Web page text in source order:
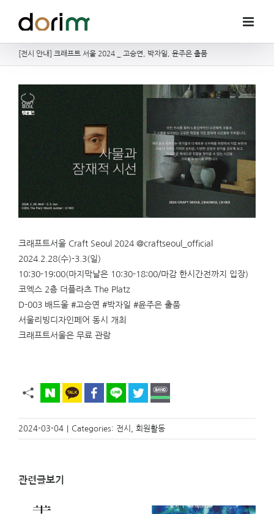
[전시 안내] 크래프트 서울 2024 _ 고승연, 박자일, 윤주은 출품
크래프트서울 Craft Seoul 2024 @craftseoul_official
2024.2.28(수)-3.3(일)
10:30-19:00(마지막날은 10:30-18:00/마감 한시간전까지 입장)
코엑스 2층 더플라츠 The Platz
D-003 배드울 #고승연 #박자일 #윤주은 출품
서울리빙디자인페어 동시 개최
크래프트서울은 무료 관람
2024-03-04 Categories: 전시 회원활동
관련글보기